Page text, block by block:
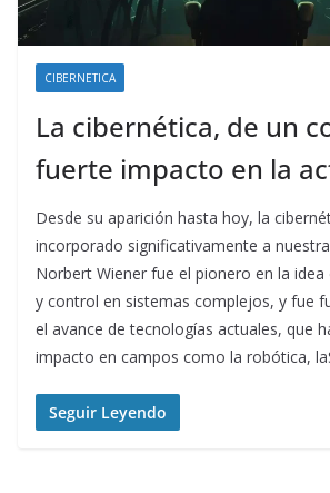
CIBERNETICA
La cibernética, de un
fuerte impacto en la
Desde su aparición hasta hoy, la
incorporado significativamente a
Norbert Wiener fue el pionero en la
y control en sistemas complejos, y fue
el avance de tecnologías actuales, que
impacto en campos como la robótica,
Seguir Leyendo